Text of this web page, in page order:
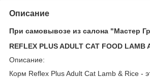
Описание
При самовывозе из салона "Мастер
REFLEX PLUS ADULT CAT FOOD LAMB
Описание:
Корм Reflex Plus Adult Cat Lamb & Rice -